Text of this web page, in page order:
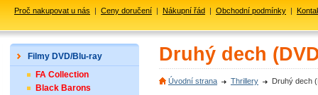
Proč nakupovat u nás | Ceny doručení | Nákupní řád | Obchodní podmínky |
Filmy DVD/Blu-ray
FA Collection
Black Barons
Druhý dech
Úvodní strana Thrillery Druhý dech